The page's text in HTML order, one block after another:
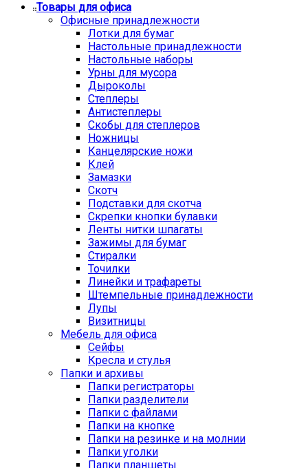
Товары для офиса
Офисные принадлежности
Лотки для бумаг
Настольные принадлежности
Настольные наборы
Урны для мусора
Дыроколы
Степлеры
Антистеплеры
Скобы для степлеров
Ножницы
Канцелярские ножи
Клей
Замазки
Скотч
Подставки для скотча
Скрепки кнопки булавки
Ленты нитки шпагаты
Зажимы для бумаг
Стиралки
Точилки
Линейки и трафареты
Штемпельные принадлежности
Лупы
Визитницы
Мебель для офиса
Сейфы
Кресла и стулья
Папки и архивы
Папки регистраторы
Папки разделители
Папки с файлами
Папки на кнопке
Папки на резинке и на молнии
Папки уголки
Папки планшеты